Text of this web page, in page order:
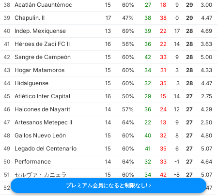
38
Acatlán Cuauhtémoc 15 60% 27 18 9 29
3.00
39
Chapulin. II 17 47% 38 38 0 29
4.47
40
Indep. Mexiquense 13 69% 39 22 17 28
4.69
41
Héroes de Zaci FC II 16 56% 36 22 14 28
3.63
42
Sangre de Campeón 15 60% 42 33 9 28
5.00
43
Hogar Matamoros 15 60% 34 31 3 28
4.33
44
Hidalguense 15 60% 32 35 -3 28
4.47
45
Atlético Inter Capital 16 50% 29 15 14 27
2.75
46
Halcones de Nayarit 14 57% 36 24 12 27
4.29
47
Artesanos Metepec II 14 64% 22 13 9 27
2.50
48
Gallos Nuevo León 15 60% 40 32 8 27
4.80
49
Legado del Centenario 15 60% 41 35 6 27
5.07
50
Performance 14 64% 32 33 -1 27
4.64
51
セルヴァ・カニェラ 15 60% 34 42 -8 27
5.07
52
Caballeros de Córdoba 15 53% 43 4.47
プレミアム会員になると制限なし!